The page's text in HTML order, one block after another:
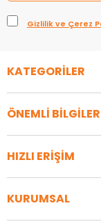
Gizlilik ve Çerez
KATEGORİLER
ÖNEMLİ BİLGİLER
HIZLI ERİŞİM
KURUMSAL